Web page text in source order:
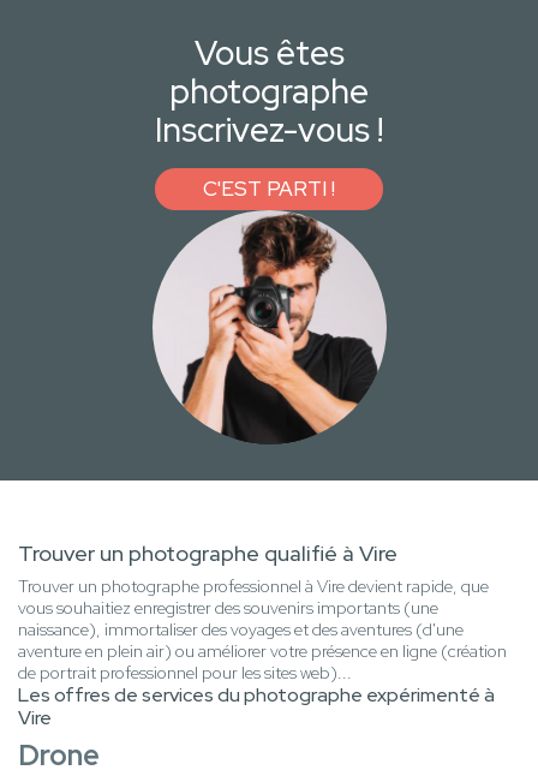
Vous êtes
photographe
Inscrivez-vous !
C'EST PARTI !
Trouver un photographe qualifié à Vire
Trouver un photographe professionnel à Vire devient rapide, que
vous souhaitiez enregistrer des souvenirs importants (une
naissance), immortaliser des voyages et des aventures (d'une
aventure en plein air) ou améliorer votre présence en ligne (création
de portrait professionnel pour les sites web)...
Les offres de services du photographe expérimenté à
Vire
Drone